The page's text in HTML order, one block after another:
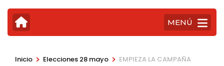
MENÚ
Inicio > Elecciones 28 mayo > EMPIEZA LA CAMPAÑA